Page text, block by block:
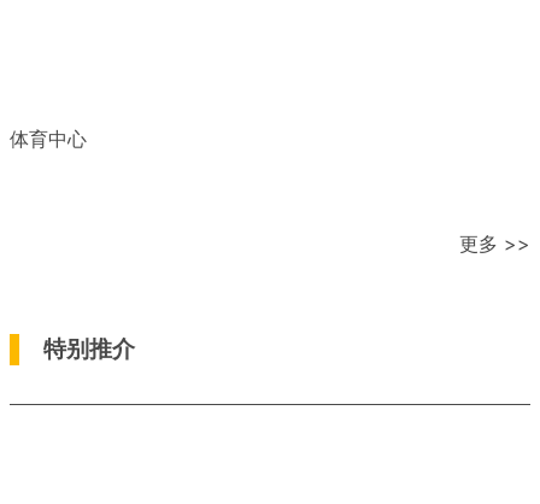
体育中心
更多 >>
特别推介